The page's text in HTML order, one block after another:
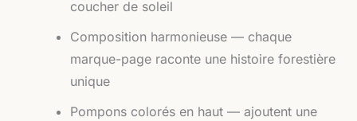
coucher de soleil
Composition harmonieuse — chaque
marque-page raconte une histoire forestière
unique
Pompons colorés en haut — ajoutent une